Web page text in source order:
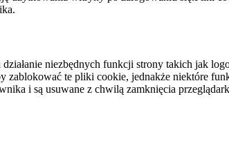
niezbędnych funkcji strony takich jak
zablokować te pliki cookie, jednakże niektóre
i są usuwane z chwilą zamknięcia